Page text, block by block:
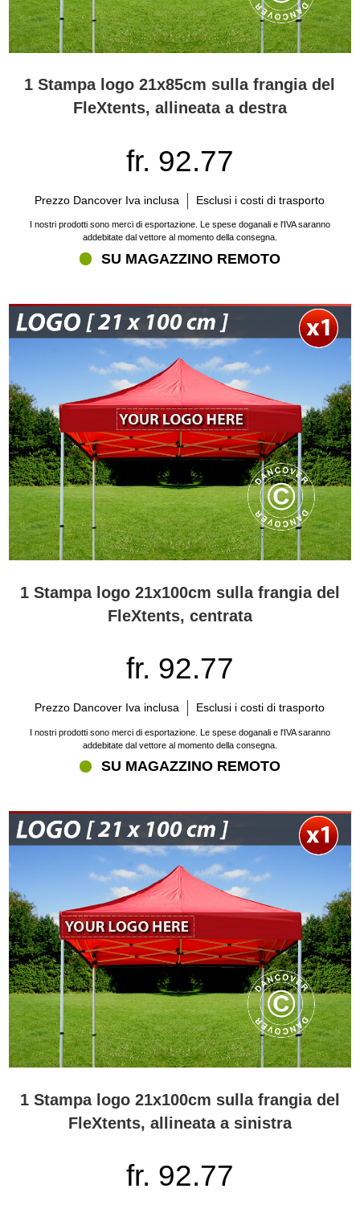
1 Stampa logo 21x85cm sulla frangia del
FleXtents, allineata a destra
fr. 92.77
Prezzo Dancover Iva inclusa Esclusi i costi di trasporto
I nostri prodotti sono merci di esportazione. Le spese doganali e l'IVA saranno
addebitate dal vettore al momento della consegna.
SU MAGAZZINO REMOTO
1 Stampa logo 21x100cm sulla frangia del
FleXtents, centrata
fr. 92.77
Prezzo Dancover Iva inclusa Esclusi i costi di trasporto
I nostri prodotti sono merci di esportazione. Le spese doganali e l'IVA saranno
addebitate dal vettore al momento della consegna.
SU MAGAZZINO REMOTO
1 Stampa logo 21x100cm sulla frangia del
FleXtents, allineata a sinistra
fr. 92.77